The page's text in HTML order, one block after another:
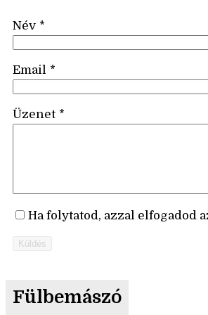
Név *
Email *
Üzenet *
Ha folytatod, azzal elfogadod
Küldés
Fülbemászó